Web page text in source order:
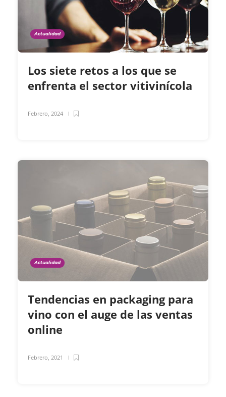
Actualidad
Los siete retos a los que se
enfrenta el sector vitivinícola
Febrero, 2024
Actualidad
Tendencias en packaging para
vino con el auge de las ventas
online
Febrero, 2021